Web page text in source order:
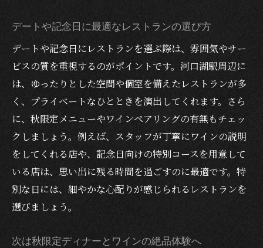
河口湖駅周辺で楽しむ秋の限定ディナーとワイ
秋の旬食材とワインのペアリングを満喫で
きるレストラン
デートや誕生日に最適な秋限定ディナーの
楽しみ方
地元ワインと秋限定メニューの相性の秘密
個室利用が可能なレストラン選びのコツ
ワイン好きも満足の秋限定ディナー体験
かぼちゃディナーガイドに続く秋の味わい
河口湖駅周辺の秋限定かぼちゃディナーガイド
秋限定！かぼちゃレストランディナーの魅
デートや記念日に最適なレストランの選び方
デートや記念日にレストランを選ぶ際は、雰囲気やサー
ビスの質を重視するのがポイントです。河口湖駅周辺に
は、ゆったりとした空間や個室を備えたレストランが多
く、プライベートなひとときを演出してくれます。さら
に、秋限定メニューやワインペアリングの有無もチェッ
クしましょう。例えば、スタッフが丁寧にワインの説明
をしてくれる店や、記念日向けの特別コースを用意して
いる店は、思い出に残る時間を過ごすのに最適です。特
別な日には、細やかな心配りが感じられるレストランを
選びましょう。
次は秋限定ディナーとワインの絶品体験へ